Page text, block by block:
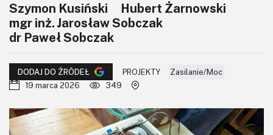
Czytelnia
Dla Ciebie
KITy AVT
Newsletter
Szymon Kusiński
Hubert Żarnowski
mgr inż. Jarosław Sobczak
dr Paweł Sobczak
DODAJ DO ŹRÓDEŁ PROJEKTY
Zasilanie/Moc
19 marca 2026
349